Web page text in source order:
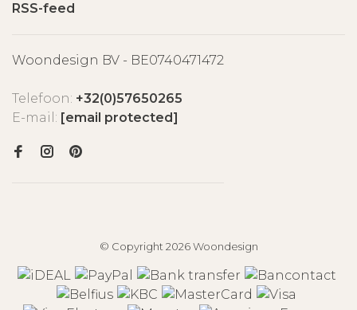
RSS-feed
Woondesign BV - BE0740471472
Telefoon: +32(0)57650265
E-mail: [email protected]
© Copyright 2026 Woondesign